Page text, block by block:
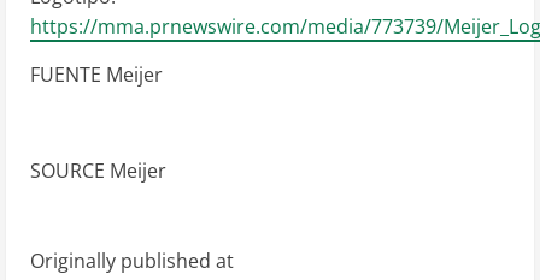
https://mma.prnewswire.com/media/773739/
FUENTE Meijer
SOURCE Meijer
Originally published at